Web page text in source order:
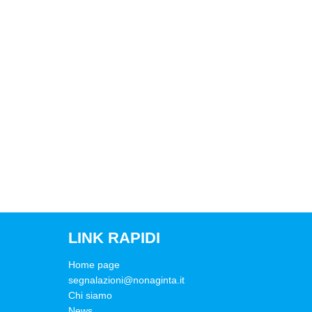
LINK RAPIDI
Home page
segnalazioni@nonaginta.it
Chi siamo